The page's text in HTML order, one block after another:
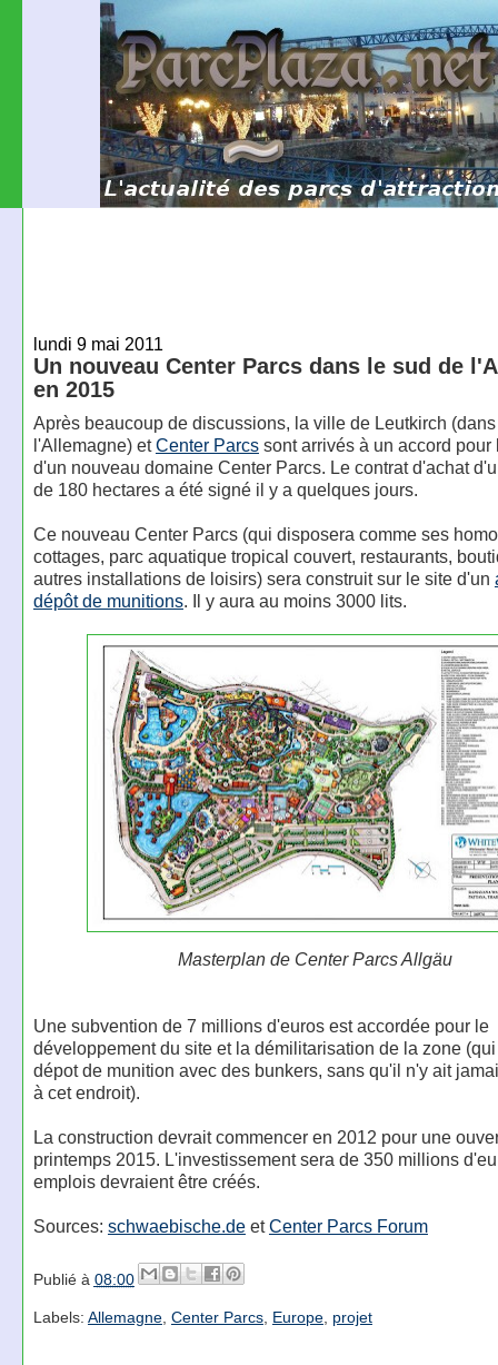
lundi 9 mai 2011
Un nouveau Center Parcs dans le sud de
en 2015
Après beaucoup de discussions, la ville de Leutkirch
l'Allemagne) etCenter Parcssont arrivés à un accord pour
d'un nouveau domaine Center Parcs. Le contrat d'achat
de 180 hectares a été signé il y a quelques jours.
Ce nouveau Center Parcs (qui disposera comme ses
cottages, parc aquatique tropical couvert, restaurants,
autres installations de loisirs) sera construit sur le site d'un
dépôt de munitions. Il y aura au moins 3000 lits.
Masterplan de Center Parcs Allgäu
Une subvention de 7 millions d'euros est accordée pour le
développement du site et la démilitarisation de la zone
dépot de munition avec des bunkers, sans qu'il n'y ait
à cet endroit).
La construction devrait commencer en 2012 pour une
printemps 2015. L'investissement sera de 350 millions
emplois devraient être créés.
Sources: schwaebische.deetCenter Parcs Forum
Publié à 08:00
Labels: Allemagne, Center Parcs, Europe, projet